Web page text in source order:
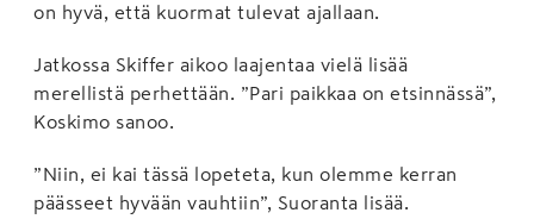
on hyvä, että kuormat tulevat ajallaan.
Jatkossa Skiffer aikoo laajentaa vielä lisää
merellistä perhettään. ”Pari paikkaa on etsinnässä”,
Koskimo sanoo.
”Niin, ei kai tässä lopeteta, kun olemme kerran
päässeet hyvään vauhtiin”, Suoranta lisää.